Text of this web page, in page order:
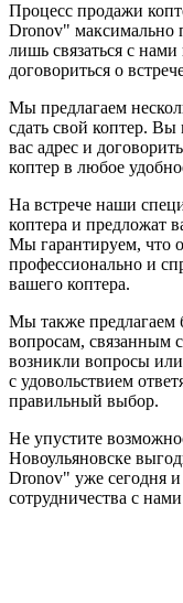
Процесс продажи
Dronov" максимально
лишь связаться с
договориться о
Мы предлагаем
сдать свой коптер.
вас адрес и
коптер в любое
На встрече наши
коптера и предложат
Мы гарантируем, что
профессионально и
вашего коптера.
Мы также предлагаем
вопросам, связанным
возникли вопросы
с удовольствием
правильный выбор.
Не упустите
Новоульяновске
Dronov" уже сегодня
сотрудничества с